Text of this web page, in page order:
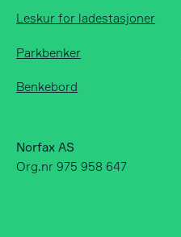
Leskur for ladestasjoner
Parkbenker
Benkebord
Norfax AS
Org.nr 975 958 647